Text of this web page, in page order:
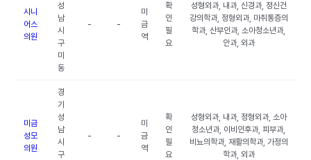
시니
어스
의원
성
남
시
구
미
동
- -
미
금
역
확
인
필
요
성형외과, 내과, 신경과, 정신건
강의학과, 정형외과, 마취통증의
학과, 산부인과, 소아청소년과,
안과, 외과
미금
성모
의원
경
기
성
남
시
구
- -
미
금
역
확
인
필
요
성형외과, 내과, 정형외과, 소아
청소년과, 이비인후과, 피부과,
비뇨의학과, 재활의학과, 가정의
학과, 외과